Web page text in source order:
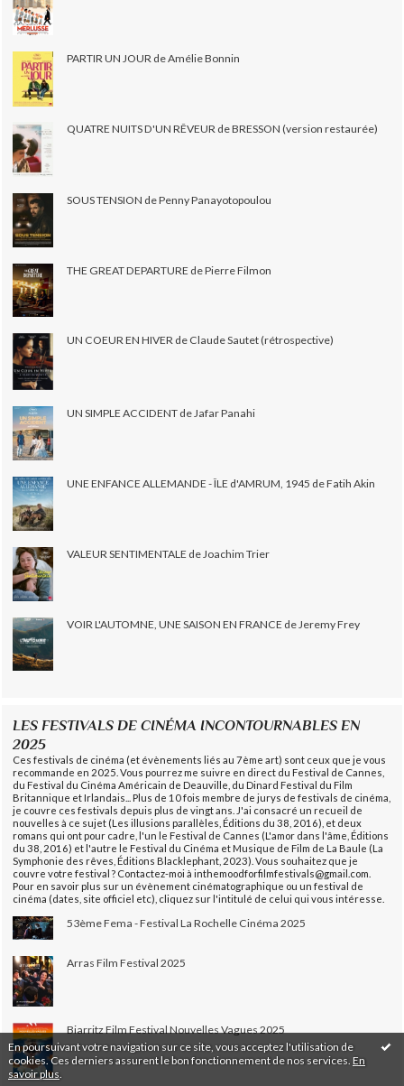
En poursuivant votre navigation sur ce site, vous acceptez l'utilisation de
cookies. Ces derniers assurent le bon fonctionnement de nos services. En
savoir plus
PARTIR UN JOUR de Amélie Bonnin
QUATRE NUITS D'UN RÊVEUR de BRESSON (version restaurée)
SOUS TENSION de Penny Panayotopoulou
THE GREAT DEPARTURE de Pierre Filmon
UN COEUR EN HIVER de Claude Sautet (rétrospective)
UN SIMPLE ACCIDENT de Jafar Panahi
UNE ENFANCE ALLEMANDE - ÎLE d'AMRUM, 1945 de Fatih Akin
VALEUR SENTIMENTALE de Joachim Trier
VOIR L'AUTOMNE, UNE SAISON EN FRANCE de Jeremy Frey
LES FESTIVALS DE CINÉMA INCONTOURNABLES EN
2025
Ces festivals de cinéma (et évènements liés au 7ème art) sont ceux que je vous
recommande en 2025. Vous pourrez me suivre en direct du Festival de Cannes,
du Festival du Cinéma Américain de Deauville, du Dinard Festival du Film
Britannique et Irlandais... Plus de 10 fois membre de jurys de festivals de cinéma,
je couvre ces festivals depuis plus de vingt ans. J'ai consacré un recueil de
nouvelles à ce sujet (Les illusions parallèles, Éditions du 38, 2016), et deux
romans qui ont pour cadre, l'un le Festival de Cannes (L'amor dans l'âme, Éditions
du 38, 2016) et l'autre le Festival du Cinéma et Musique de Film de La Baule (La
Symphonie des rêves, Éditions Blacklephant, 2023). Vous souhaitez que je
couvre votre festival ? Contactez-moi à inthemoodforfilmfestivals@gmail.com.
Pour en savoir plus sur un évènement cinématographique ou un festival de
cinéma (dates, site officiel etc), cliquez sur l'intitulé de celui qui vous intéresse.
53ème Fema - Festival La Rochelle Cinéma 2025
Arras Film Festival 2025
Biarritz Film Festival Nouvelles Vagues 2025